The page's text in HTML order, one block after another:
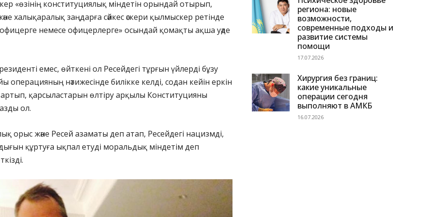
«өзінің конституциялық міндетін орындай отырып,
халықаралық заңдарға сәйкес әскери қылмыскер ретінде
немесе офицерлерге» осындай қомақты ақша уәде
емес, өйткені ол Ресейдегі тұрғын үйлерді бұзу
операцияның нәтижесінде билікке келді, содан кейін еркін
қарсыластарын өлтіру арқылы Конституцияны
ол.
орыс және Ресей азаматы деп атап, Ресейдегі нацизмді,
құртуға ықпал етуді моральдық міндетім деп
региона: новые
возможности,
современные подходы и
развитие системы
помощи
17.07.2026
Хирургия без границ:
какие уникальные
операции сегодня
выполняют в АМКБ
16.07.2026